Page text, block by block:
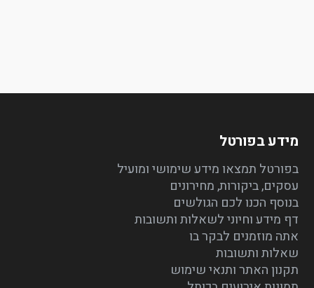
מידע בפורטל
בפורטל תמצאו מידע שימושי ומועיל
עסקים, ביקורות, מחירונים
בנוסף הכנו לכם הגולשים
דף מידע וחיוני לשאלות ותשובות
אתה מוזמנים לבקר בו
שאלות ותשובות
תקנון האתר ותנאי שימוש